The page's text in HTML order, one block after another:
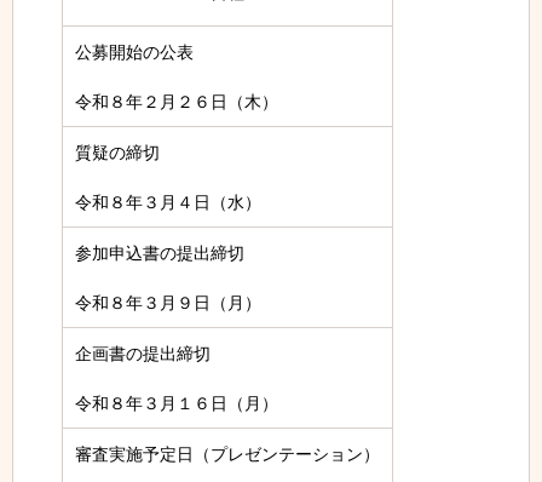
公募開始の公表
令和８年２月２６日（木）
質疑の締切
令和８年３月４日（水）
参加申込書の提出締切
令和８年３月９日（月）
企画書の提出締切
令和８年３月１６日（月）
審査実施予定日（プレゼンテーション）